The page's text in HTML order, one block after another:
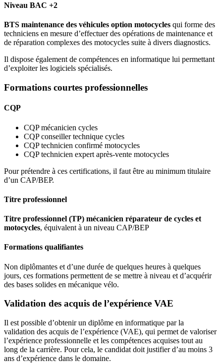
Niveau BAC +2
BTS maintenance des véhicules option motocycles qui forme des
techniciens en mesure d’effectuer des opérations de maintenance et
de réparation complexes des motocycles suite à divers diagnostics.
Il dispose également de compétences en informatique lui permettant
d’exploiter les logiciels spécialisés.
Formations courtes professionnelles
CQP
CQP mécanicien cycles
CQP conseiller technique cycles
CQP technicien confirmé motocycles
CQP technicien expert après-vente motocycles
Pour prétendre à ces certifications, il faut être au minimum titulaire
d’un CAP/BEP.
Titre professionnel
Titre professionnel (TP) mécanicien réparateur de cycles et
motocycles, équivalent à un niveau CAP/BEP
Formations qualifiantes
Non diplômantes et d’une durée de quelques heures à quelques
jours, ces formations permettent de se mettre à niveau et d’acquérir
des bases solides en mécanique vélo.
Validation des acquis de l’expérience VAE
Il est possible d’obtenir un diplôme en informatique par la
validation des acquis de l’expérience (VAE), qui permet de valoriser
l’expérience professionnelle et les compétences acquises tout au
long de la carrière. Pour cela, le candidat doit justifier d’au moins 3
ans d’expérience dans le domaine.